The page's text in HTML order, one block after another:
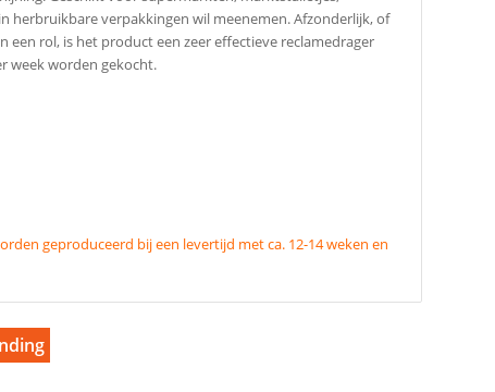
herbruikbare verpakkingen wil meenemen. Afzonderlijk, of
rol, is het product een zeer effectieve reclamedrager
week worden gekocht.
geproduceerd bij een levertijd met ca. 12-14 weken en